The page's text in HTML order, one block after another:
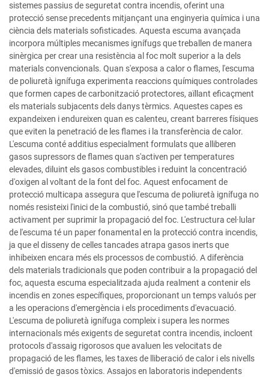
sistemes passius de seguretat contra incendis, oferint una
protecció sense precedents mitjançant una enginyeria química i una
ciència dels materials sofisticades. Aquesta escuma avançada
incorpora múltiples mecanismes ignífugs que treballen de manera
sinèrgica per crear una resistència al foc molt superior a la dels
materials convencionals. Quan s'exposa a calor o flames, l'escuma
de poliuretà ignífuga experimenta reaccions químiques controlades
que formen capes de carbonització protectores, aïllant eficaçment
els materials subjacents dels danys tèrmics. Aquestes capes es
expandeixen i endureixen quan es calenteu, creant barreres físiques
que eviten la penetració de les flames i la transferència de calor.
L'escuma conté additius especialment formulats que alliberen
gasos supressors de flames quan s'activen per temperatures
elevades, diluint els gasos combustibles i reduint la concentració
d'oxigen al voltant de la font del foc. Aquest enfocament de
protecció multicapa assegura que l'escuma de poliuretà ignífuga no
només resisteixi l'inici de la combustió, sinó que també treballi
activament per suprimir la propagació del foc. L'estructura cel·lular
de l'escuma té un paper fonamental en la protecció contra incendis,
ja que el disseny de celles tancades atrapa gasos inerts que
inhibeixen encara més els processos de combustió. A diferència
dels materials tradicionals que poden contribuir a la propagació del
foc, aquesta escuma especialitzada ajuda realment a contenir els
incendis en zones específiques, proporcionant un temps valuós per
a les operacions d'emergència i els procediments d'evacuació.
L'escuma de poliuretà ignífuga compleix i supera les normes
internacionals més exigents de seguretat contra incendis, incloent
protocols d'assaig rigorosos que avaluen les velocitats de
propagació de les flames, les taxes de lliberació de calor i els nivells
d'emissió de gasos tòxics. Assajos en laboratoris independents